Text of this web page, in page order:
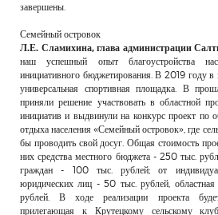
завершены.
Семейный островок
Л.Е. Сламихина, глава администрации
наш успешный опыт благоустройства
инициативного бюджетирования. В 2019 году в
универсальная спортивная площадка. В
приняли решение участвовать в областной
инициатив и выдвинули на конкурс проект по
отдыха населения «Семейный островок», где
бы проводить свой досуг. Общая стоимость
них средства местного бюджета - 250 тыс.
граждан - 100 тыс. рублей; от
юридических лиц - 50 тыс. рублей,
рублей. В ходе реализации проекта
прилегающая к Крутецкому сельскому